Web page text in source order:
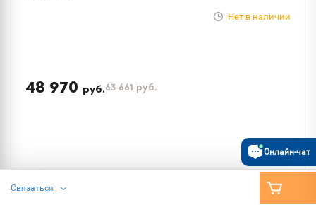
Нет в наличии
48 970 руб.63 661руб.
Связаться
Онлайн-чат